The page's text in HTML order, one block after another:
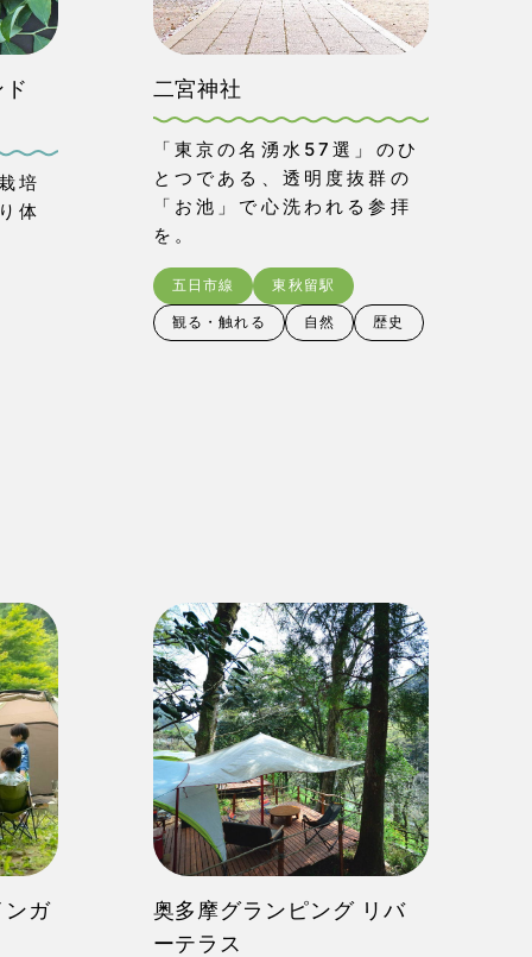
培
体
二宮神社
「東京の名湧水57選」のひ
とつである、透明度抜群の
「お池」で心洗われる参拝
を。
五日市線 東秋留駅
観る・触れる 自然 歴史
ンガ
奥多摩グランピング リバ
ーテラス